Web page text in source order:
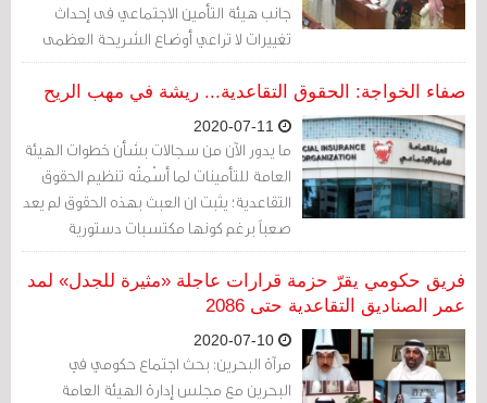
جانب هيئة التأمين الاجتماعي فى إحداث
تغييرات لا تراعي أوضاع الشريحة العظمى
من المتقاعدين، وتمس حقوق ومزايا ممنوحة
للمتقاعدين، وبخاصة مكافأة نهاية الخدمة،
والزيادة السنوية المركبة.
صفاء الخواجة: ‏الحقوق التقاعدية... ريشة في مهب الريح
ما يدور الآن من سجالات بشأن خطوات الهيئة
العامة للتأمينات لما أسْمتْه تنظيم الحقوق
التقاعدية؛ يثبت ان العبث بهذه الحقوق لم يعد
صعباً برغم كونها مكتسبات دستورية
فريق حكومي يقرّ حزمة قرارات عاجلة «مثيرة للجدل» لمد
عمر الصناديق التقاعدية حتى 2086
مرآة البحرين: بحث اجتماع حكومي في
البحرين مع مجلس إدارة الهيئة العامة